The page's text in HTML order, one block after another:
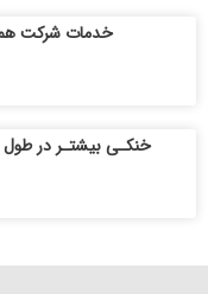
خدمات شرکت
خنکـی بیشتـر در طول